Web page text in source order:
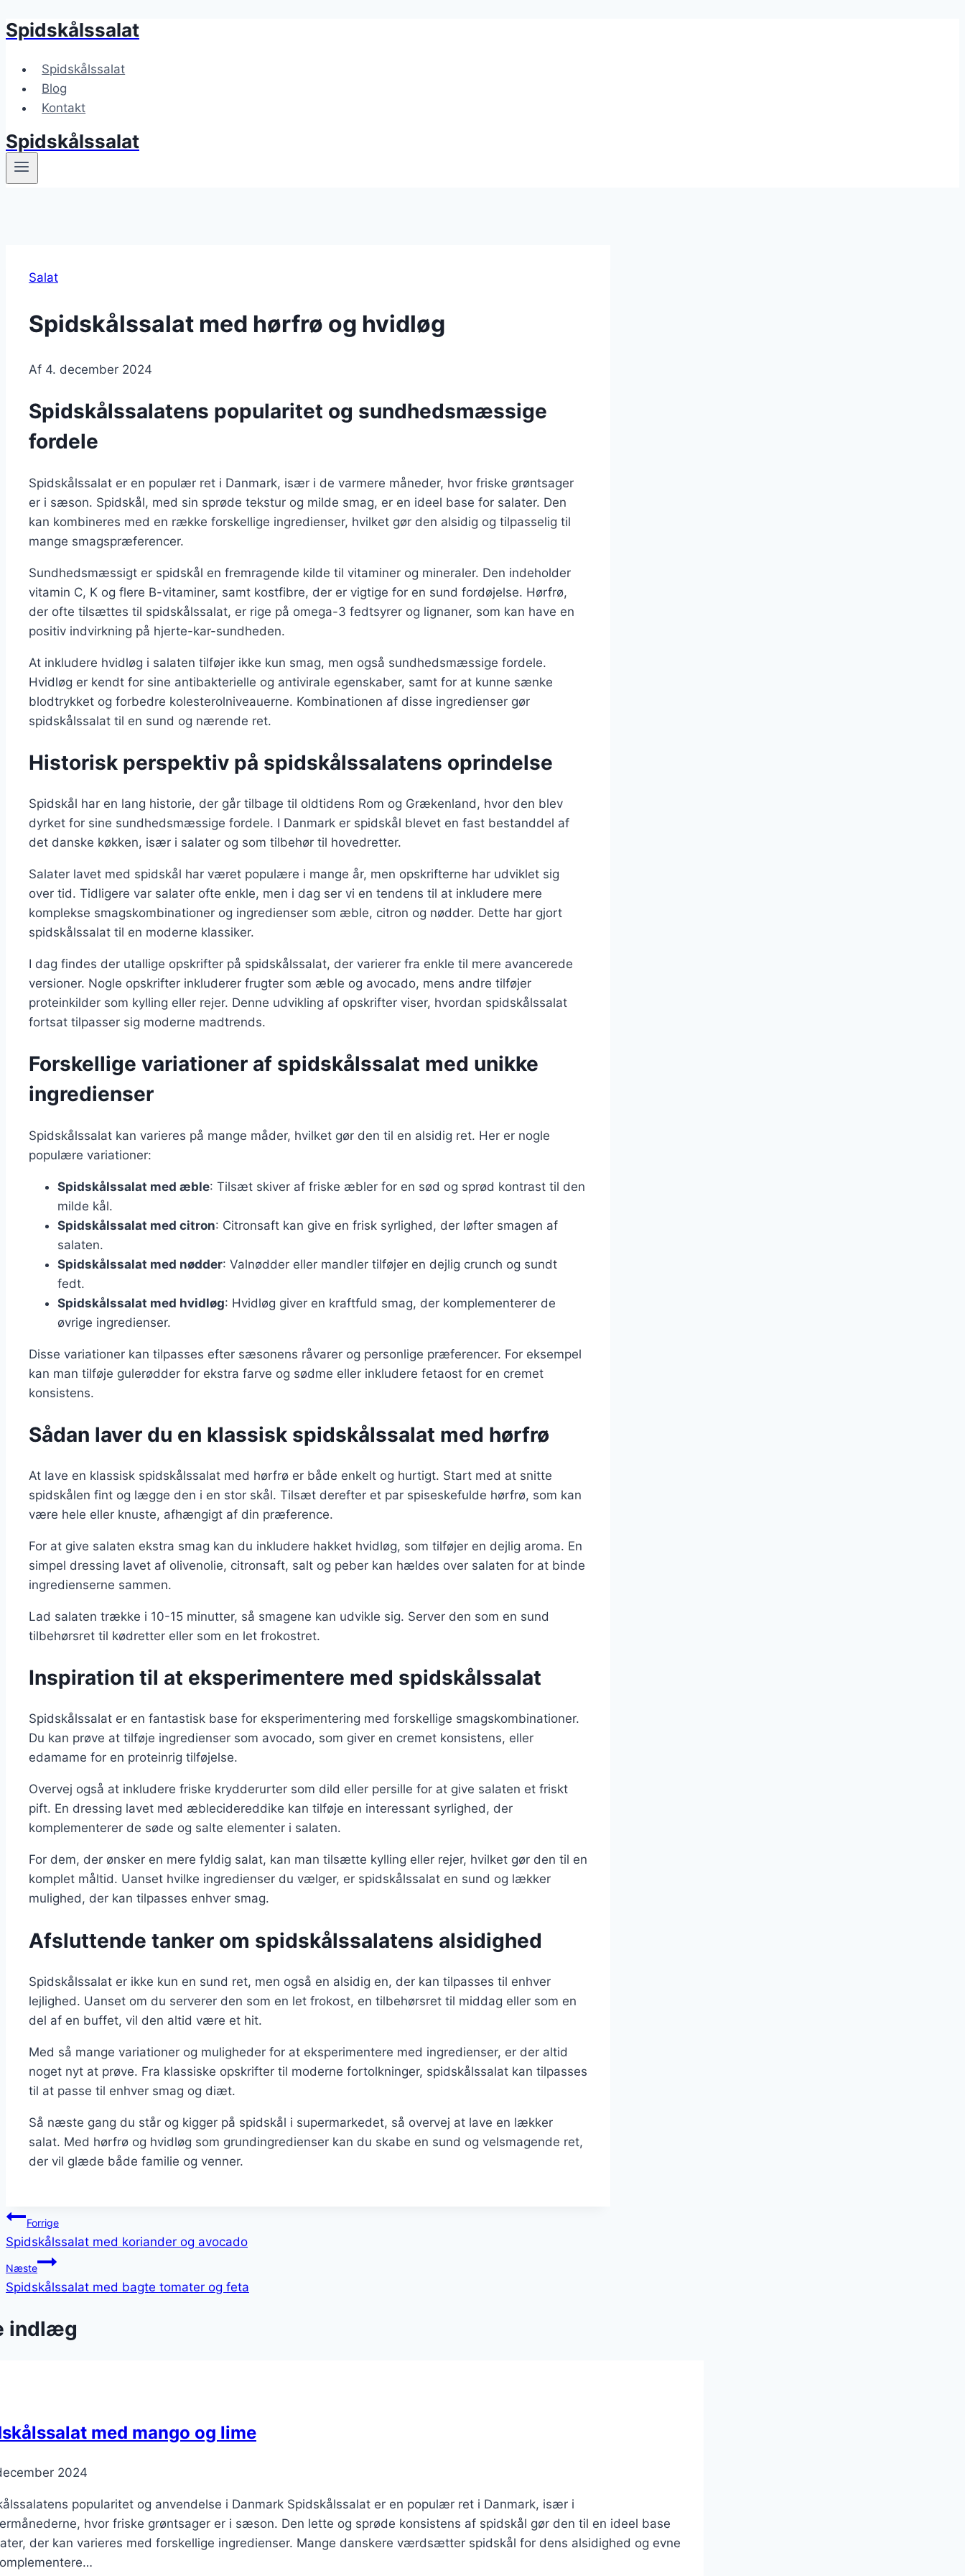
Fortsæt
indhold
Spidskålssalat
Spidskålssalat
Blog
Kontakt
Spidskålssalat
Salat
Spidskålssalat med hørfrø og hvidløg
Af 4. december 2024
Spidskålssalatens popularitet og sundhedsmæssige
fordele
Spidskålssalat er en populær ret i Danmark, især i de varmere måneder, hvor friske grøntsager
er i sæson. Spidskål, med sin sprøde tekstur og milde smag, er en ideel base for salater. Den
kan kombineres med en række forskellige ingredienser, hvilket gør den alsidig og tilpasselig til
mange smagspræferencer.
Sundhedsmæssigt er spidskål en fremragende kilde til vitaminer og mineraler. Den indeholder
vitamin C, K og flere B-vitaminer, samt kostfibre, der er vigtige for en sund fordøjelse. Hørfrø,
der ofte tilsættes til spidskålssalat, er rige på omega-3 fedtsyrer og lignaner, som kan have en
positiv indvirkning på hjerte-kar-sundheden.
At inkludere hvidløg i salaten tilføjer ikke kun smag, men også sundhedsmæssige fordele.
Hvidløg er kendt for sine antibakterielle og antivirale egenskaber, samt for at kunne sænke
blodtrykket og forbedre kolesterolniveauerne. Kombinationen af disse ingredienser gør
spidskålssalat til en sund og nærende ret.
Historisk perspektiv på spidskålssalatens oprindelse
Spidskål har en lang historie, der går tilbage til oldtidens Rom og Grækenland, hvor den blev
dyrket for sine sundhedsmæssige fordele. I Danmark er spidskål blevet en fast bestanddel af
det danske køkken, især i salater og som tilbehør til hovedretter.
Salater lavet med spidskål har været populære i mange år, men opskrifterne har udviklet sig
over tid. Tidligere var salater ofte enkle, men i dag ser vi en tendens til at inkludere mere
komplekse smagskombinationer og ingredienser som æble, citron og nødder. Dette har gjort
spidskålssalat til en moderne klassiker.
I dag findes der utallige opskrifter på spidskålssalat, der varierer fra enkle til mere avancerede
versioner. Nogle opskrifter inkluderer frugter som æble og avocado, mens andre tilføjer
proteinkilder som kylling eller rejer. Denne udvikling af opskrifter viser, hvordan spidskålssalat
fortsat tilpasser sig moderne madtrends.
Forskellige variationer af spidskålssalat med unikke
ingredienser
Spidskålssalat kan varieres på mange måder, hvilket gør den til en alsidig ret. Her er nogle
populære variationer:
Spidskålssalat med æble: Tilsæt skiver af friske æbler for en sød og sprød kontrast til den
milde kål.
Spidskålssalat med citron: Citronsaft kan give en frisk syrlighed, der løfter smagen af
salaten.
Spidskålssalat med nødder: Valnødder eller mandler tilføjer en dejlig crunch og sundt
fedt.
Spidskålssalat med hvidløg: Hvidløg giver en kraftfuld smag, der komplementerer de
øvrige ingredienser.
Disse variationer kan tilpasses efter sæsonens råvarer og personlige præferencer. For eksempel
kan man tilføje gulerødder for ekstra farve og sødme eller inkludere fetaost for en cremet
konsistens.
Sådan laver du en klassisk spidskålssalat med hørfrø
At lave en klassisk spidskålssalat med hørfrø er både enkelt og hurtigt. Start med at snitte
spidskålen fint og lægge den i en stor skål. Tilsæt derefter et par spiseskefulde hørfrø, som kan
være hele eller knuste, afhængigt af din præference.
For at give salaten ekstra smag kan du inkludere hakket hvidløg, som tilføjer en dejlig aroma. En
simpel dressing lavet af olivenolie, citronsaft, salt og peber kan hældes over salaten for at binde
ingredienserne sammen.
Lad salaten trække i 10-15 minutter, så smagene kan udvikle sig. Server den som en sund
tilbehørsret til kødretter eller som en let frokostret.
Inspiration til at eksperimentere med spidskålssalat
Spidskålssalat er en fantastisk base for eksperimentering med forskellige smagskombinationer.
Du kan prøve at tilføje ingredienser som avocado, som giver en cremet konsistens, eller
edamame for en proteinrig tilføjelse.
Overvej også at inkludere friske krydderurter som dild eller persille for at give salaten et friskt
pift. En dressing lavet med æblecidereddike kan tilføje en interessant syrlighed, der
komplementerer de søde og salte elementer i salaten.
For dem, der ønsker en mere fyldig salat, kan man tilsætte kylling eller rejer, hvilket gør den til en
komplet måltid. Uanset hvilke ingredienser du vælger, er spidskålssalat en sund og lækker
mulighed, der kan tilpasses enhver smag.
Afsluttende tanker om spidskålssalatens alsidighed
Spidskålssalat er ikke kun en sund ret, men også en alsidig en, der kan tilpasses til enhver
lejlighed. Uanset om du serverer den som en let frokost, en tilbehørsret til middag eller som en
del af en buffet, vil den altid være et hit.
Med så mange variationer og muligheder for at eksperimentere med ingredienser, er der altid
noget nyt at prøve. Fra klassiske opskrifter til moderne fortolkninger, spidskålssalat kan tilpasses
til at passe til enhver smag og diæt.
Så næste gang du står og kigger på spidskål i supermarkedet, så overvej at lave en lækker
salat. Med hørfrø og hvidløg som grundingredienser kan du skabe en sund og velsmagende ret,
der vil glæde både familie og venner.
Indlægsnavigation
Forrige
Spidskålssalat med koriander og avocado
Næste
Spidskålssalat med bagte tomater og feta
indlæg
med mango og lime
2024
popularitet og anvendelse i Danmark Spidskålssalat er en populær ret i Danmark, især i
hvor friske grøntsager er i sæson. Den lette og sprøde konsistens af spidskål gør den til en ideel base
der kan varieres med forskellige ingredienser. Mange danskere værdsætter spidskål for dens alsidighed og evne